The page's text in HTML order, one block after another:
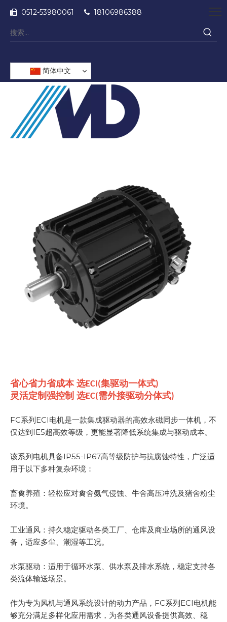
 0512-53980061  18106986388
简体中文
省心省力省成本 选ECI(集驱动一体式)
灵活定制强控制 选EC(需外接驱动分体式)
FC系列ECI电机是一款集成驱动器的高效永磁同步一体机，不
仅达到IE5超高效等级，更能显著降低系统集成与驱动成本。
该系列电机具备IP55-IP67高等级防护与抗腐蚀特性，广泛适
用于以下多种复杂环境：
畜禽养殖：轻松应对禽舍氨气侵蚀、牛舍高压冲洗及猪舍粉尘
环境。
工业通风：持久稳定驱动各类工厂、仓库及商业场所的通风设
备，适应多尘、潮湿等工况。
水泵驱动：适用于循环水泵、供水泵及排水系统，稳定支持各
类流体输送场景。
作为专为风机与通风系统设计的动力产品，FC系列ECI电机能
够充分满足多样化应用需求，为各类通风设备提供高效、稳